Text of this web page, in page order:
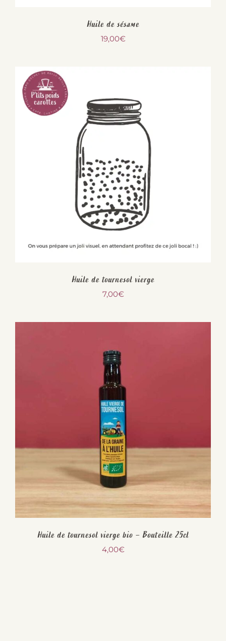
Huile de sésame
19,00€
Huile de tournesol vierge
7,00€
Huile de tournesol vierge bio – Bouteille 25cl
4,00€